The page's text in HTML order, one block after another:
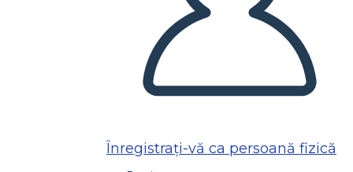
Înregistrați-vă ca persoană fizică